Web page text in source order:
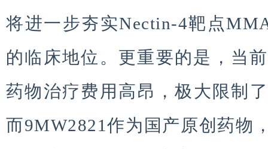
将进一步夯实Nectin-4靶点
的临床地位。更重要的是，当
药物治疗费用高昂，极大限制
而9MW2821作为国产原创药物